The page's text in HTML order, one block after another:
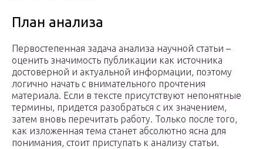
План анализа
Первостепенная задача анализа научной статьи –
оценить значимость публикации как источника
достоверной и актуальной информации, поэтому
логично начать с внимательного прочтения
материала. Если в тексте присутствуют непонятные
термины, придется разобраться с их значением,
затем вновь перечитать работу. Только после того,
как изложенная тема станет абсолютно ясна для
понимания, стоит приступать к анализу статьи.